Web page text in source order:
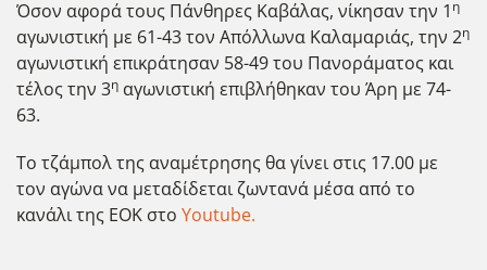
Όσον αφορά τους Πάνθηρες Καβάλας, νίκησαν την 1 η
αγωνιστική με 61-43 τον Απόλλωνα Καλαμαριάς, την 2η
αγωνιστική επικράτησαν 58-49 του Πανοράματος και
τέλος την 3η αγωνιστική επιβλήθηκαν του Άρη με 74-
63.
Το τζάμπολ της αναμέτρησης θα γίνει στις 17.00 με
τον αγώνα να μεταδίδεται ζωντανά μέσα από το
κανάλι της ΕΟΚ στο Youtube.